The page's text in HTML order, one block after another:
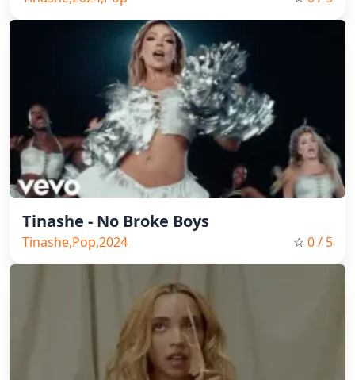
Tinashe - No Broke Boys
Tinashe,Pop,2024 ☆ 0/ 5